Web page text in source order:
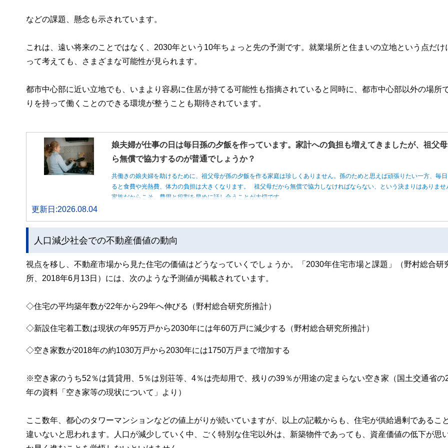
などの課題、懸念も示されています。
これは、遠い将来のことではなく、2030年という10年ちょっと先の予測です。就業場所と住まいの立地という点だけ
って考えても、さまざまな可能性が見られます。
都市中心部に近い立地でも、いまより容易に住居が持てる可能性も指摘されていると同時に、都市中心部以外の場所
りを持って働くことのできる環境が整うことも期待されています。
娘夫婦が仕事の日は毎日孫の夕飯を作っています。家計への負担も増えてきましたが、祖父
ら無償で協力するのが普通でしょうか？
共働きの娘夫婦を助けるために、祖父母が孫の夕飯を作る家庭は珍しくありません。孫のためと思えば頑張りたい一方、毎日
ると食費や光熱費、体力の負担は大きくなります。 祖父母だから無償で協力しなければならない、という決まりはありませ
家族だからこそ、費用と役割を早めに話し合うことが大切です。
更新日:2026.08.04
人口減少社会での不動産価値の動向
視点を移し、不動産市場から見た住宅の価値はどうなっていくでしょうか。「2030年住宅市場と課題」（野村総合研
所、2018年6月13日）には、次のような予測値が掲載されています。
◇住宅の平均築年数が22年から29年へ伸びる（野村総合研究所推計）
◇新設住宅着工数は現状の年95万戸から2030年には年60万戸に減少する（野村総合研究所推計）
◇空き家数が2018年の約1030万戸から2030年には1750万戸まで増加する
※空き家のうち52％は賃貸用、5％は別荘等、4％は売却用で、残りの39％が用途の定まらない空き家（国土交通省の
年の資料「空き家等の現状について」より）
ここ数年、都心のタワーマンションなどの値上がりが続いていますが、以上の記載からも、住宅が供給過剰であるこ
違いないと思われます。人口が減少していく中、ごく特別な住宅以外は、新築物件であっても、資産価値の低下が思